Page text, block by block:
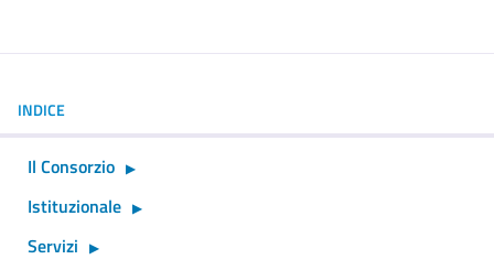
INDICE
Il Consorzio
Istituzionale
Servizi